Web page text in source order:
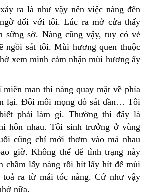
ra là như vậy nên việc nàng đến
đối với tôi. Lúc ra mở cửa thấy
sững sờ. Nàng cũng vậy, tuy có vẻ
ngồi sát tôi. Mùi hương quen thuộc
xem mình cảm nhận mùi hương ấy
man thì nàng quay mặt về phía
lại. Ðôi môi mọng đỏ sát dần… Tôi
phải làm gì. Thường thì đây là
hôn nhau. Tôi sinh trưởng ở vùng
cũng chỉ mới thơm vào má nhau
giờ. Không thể để tình trạng này
chầm lấy nàng rồi hít lấy hít để mùi
toả ra từ mái tóc nàng. Cứ như vậy
nữa.